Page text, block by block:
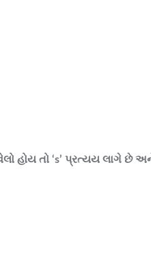
હોય તો ‘s’ પ્રત્યય લાગે